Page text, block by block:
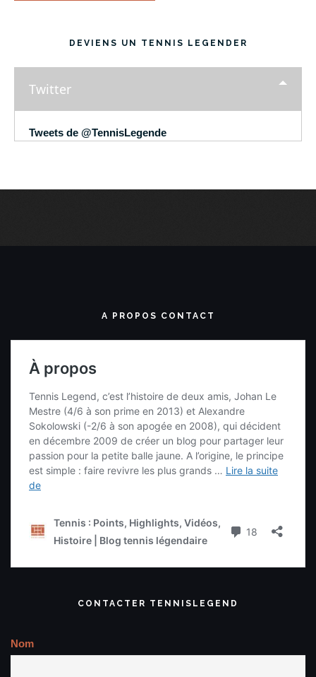
DEVIENS UN TENNIS LEGENDER
Twitter
Tweets de @TennisLegende
A PROPOS CONTACT
CONTACTER TENNISLEGEND
Nom